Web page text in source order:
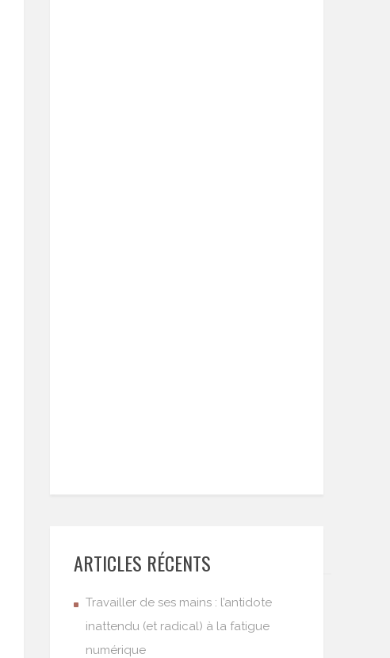
ARTICLES RÉCENTS
Travailler de ses mains : l’antidote
inattendu (et radical) à la fatigue
numérique